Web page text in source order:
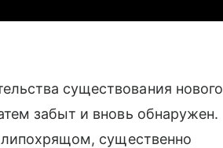
существования нового
забыт и вновь обнаружен.
липохрящом, существенно